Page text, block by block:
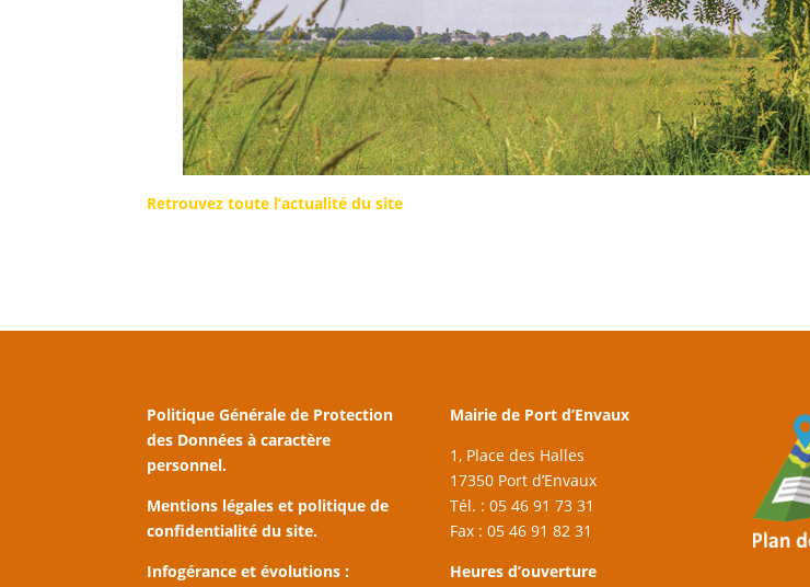
Retrouvez toute l’actualité du site
Politique Générale de Protection
des Données à caractère
personnel.
Mentions légales et politique de
confidentialité du site.
Infogérance et évolutions :
Mairie de Port d’Envaux
1, Place des Halles
17350 Port d’Envaux
Tél. : 05 46 91 73 31
Fax : 05 46 91 82 31
Heures d’ouverture